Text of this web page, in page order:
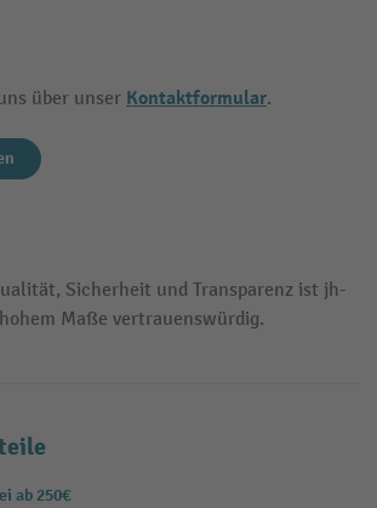
über unser Kontaktformular.
Sicherheit und Transparenz ist jh-
Maße vertrauenswürdig.
ab 250€